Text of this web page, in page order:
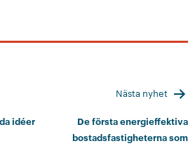
idéer
Nästa nyhet
De första energieffektiva
bostadsfastigheterna som